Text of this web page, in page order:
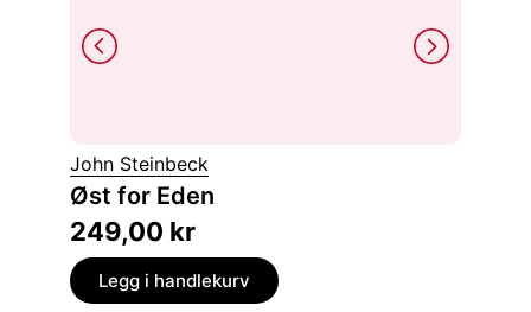
John Steinbeck
Øst for Eden
249,00 kr
Legg i handlekurv